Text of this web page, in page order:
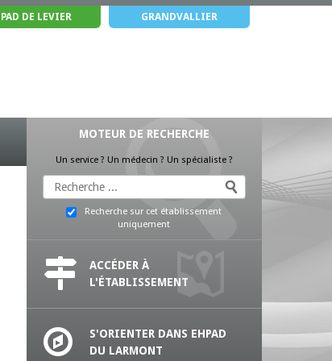
DE LEVIER GRANDVALLIER
MOTEUR DE RECHERCHE
Un service ? Un médecin ? Un spécialiste ?
Recherche sur cet établissement
uniquement
ACCÉDER À
L'ÉTABLISSEMENT
S'ORIENTER DANS EHPAD
DU LARMONT